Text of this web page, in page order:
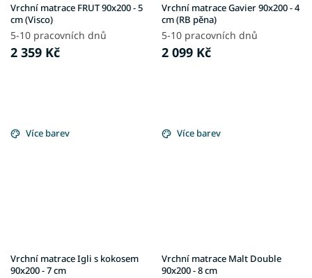
Vrchní matrace FRUT 90x200 - 5
cm (Visco)
5-10 pracovních dnů
2 359 Kč
Vrchní matrace Gavier 90x200 - 4
cm (RB pěna)
5-10 pracovních dnů
2 099 Kč
Více barev
Vrchní matrace Igli s kokosem
90x200 - 7 cm
Více barev
Vrchní matrace Malt Double
90x200 - 8 cm